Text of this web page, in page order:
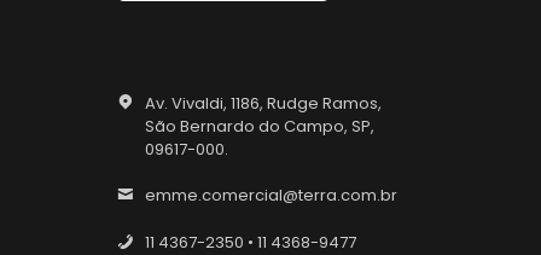
Av. Vivaldi, 1186, Rudge Ramos,
São Bernardo do Campo, SP,
09617-000.
emme.comercial@terra.com.br
11 4367-2350 • 11 4368-9477